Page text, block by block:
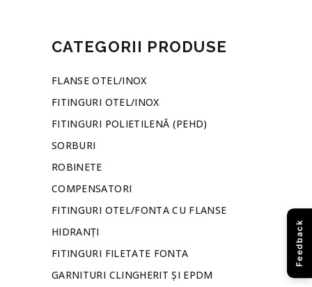
CATEGORII PRODUSE
FLANSE OTEL/INOX
FITINGURI OTEL/INOX
FITINGURI POLIETILENĂ (PEHD)
SORBURI
ROBINETE
COMPENSATORI
FITINGURI OTEL/FONTA CU FLANSE
HIDRANȚI
FITINGURI FILETATE FONTA
GARNITURI CLINGHERIT ȘI EPDM
Feedback